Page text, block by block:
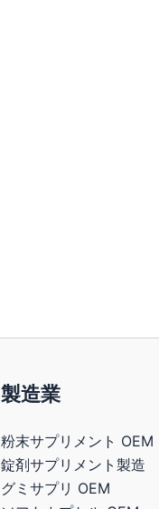
製造業
粉末サプリメント OEM
錠剤サプリメント製造
グミサプリ OEM